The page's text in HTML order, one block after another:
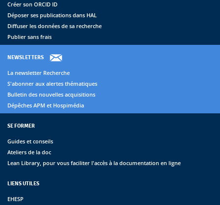
Créer son ORCID ID
Déposer ses publications dans HAL
Diffuser les données de sa recherche
Publier sans frais
NEWSLETTERS
La newsletter Recherche
S'abonner aux alertes thématiques
Bulletin des nouvelles acquisitions
Dépêches APM et Hospimédia
SE FORMER
Guides et conseils
Ateliers de la doc
Lean Library, pour vous faciliter l'accès à la documentation en ligne
LIENS UTILES
EHESP